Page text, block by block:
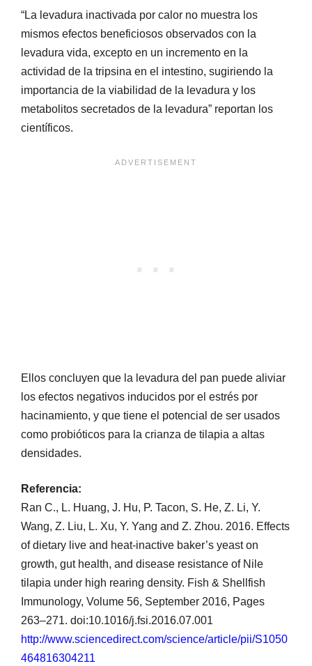
“La levadura inactivada por calor no muestra los
mismos efectos beneficiosos observados con la
levadura vida, excepto en un incremento en la
actividad de la tripsina en el intestino, sugiriendo la
importancia de la viabilidad de la levadura y los
metabolitos secretados de la levadura” reportan los
científicos.
Ellos concluyen que la levadura del pan puede aliviar
los efectos negativos inducidos por el estrés por
hacinamiento, y que tiene el potencial de ser usados
como probióticos para la crianza de tilapia a altas
densidades.
Referencia:
Ran C., L. Huang, J. Hu, P. Tacon, S. He, Z. Li, Y.
Wang, Z. Liu, L. Xu, Y. Yang and Z. Zhou. 2016. Effects
of dietary live and heat-inactive baker’s yeast on
growth, gut health, and disease resistance of Nile
tilapia under high rearing density. Fish & Shellfish
Immunology, Volume 56, September 2016, Pages
263–271. doi:10.1016/j.fsi.2016.07.001
http://www.sciencedirect.com/science/article/pii/S1050
464816304211